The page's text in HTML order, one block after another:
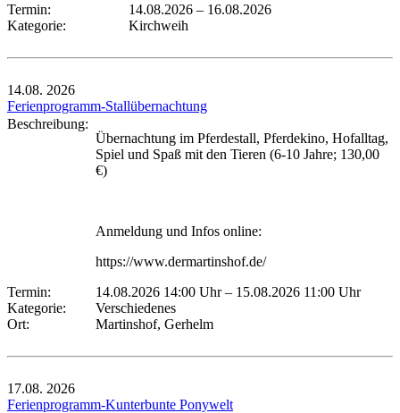
Termin:
14.08.2026 – 16.08.2026
Kategorie:
Kirchweih
14.08. 2026
Ferienprogramm-Stallübernachtung
Beschreibung:
Übernachtung im Pferdestall, Pferdekino, Hofalltag,
Spiel und Spaß mit den Tieren (6-10 Jahre; 130,00
€)
Anmeldung und Infos online:
https://www.dermartinshof.de/
Termin:
14.08.2026 14:00 Uhr– 15.08.2026 11:00 Uhr
Kategorie:
Verschiedenes
Ort:
Martinshof, Gerhelm
17.08. 2026
Ferienprogramm-Kunterbunte Ponywelt